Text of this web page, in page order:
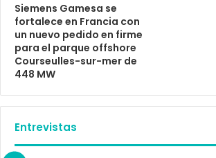
Siemens Gamesa se
fortalece en Francia con
un nuevo pedido en firme
para el parque offshore
Courseulles-sur-mer de
448 MW
Entrevistas